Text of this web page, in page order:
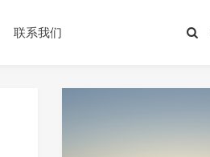
联系我们